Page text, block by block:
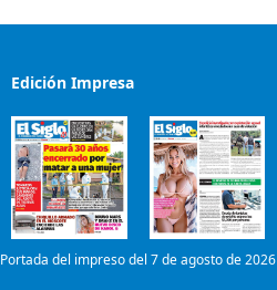
Edición Impresa
Portada del impreso del 7 de agosto de 2026